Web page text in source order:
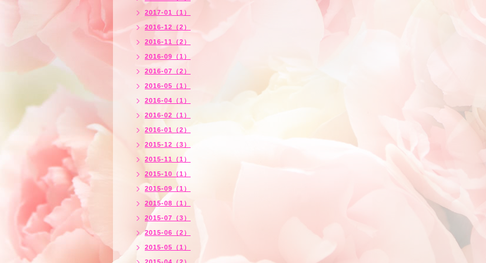
2017-01（1）
2016-12（2）
2016-11（2）
2016-09（1）
2016-07（2）
2016-05（1）
2016-04（1）
2016-02（1）
2016-01（2）
2015-12（3）
2015-11（1）
2015-10（1）
2015-09（1）
2015-08（1）
2015-07（3）
2015-06（2）
2015-05（1）